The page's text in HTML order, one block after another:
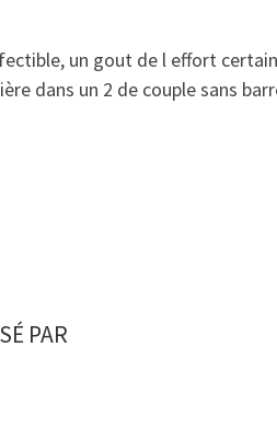
un gout de l effort
dans un 2 de couple sans
PAR